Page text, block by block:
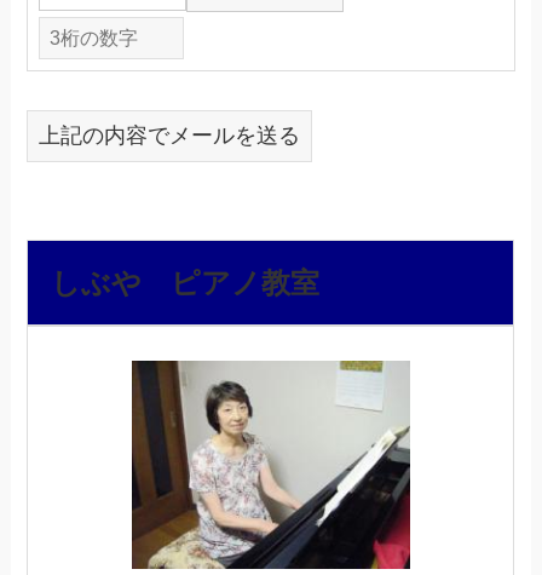
上記の内容でメールを送る
しぶや ピアノ教室